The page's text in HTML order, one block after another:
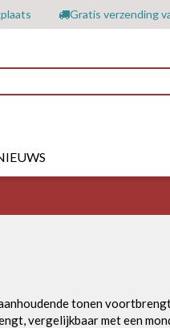
Gratis verzending
tonen
vergelijkbaar met een